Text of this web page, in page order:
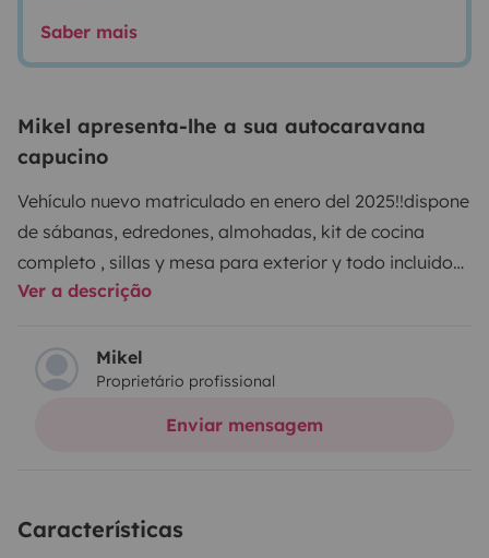
Saber mais
Mikel apresenta-lhe a sua autocaravana
capucino
Vehículo nuevo matriculado en enero del 2025!!dispone
de sábanas, edredones, almohadas, kit de cocina
completo , sillas y mesa para exterior y todo incluido
en el precio!!y una bodega enorme para que te lleves
Ver a descrição
Mikel
Proprietário profissional
Enviar mensagem
Características